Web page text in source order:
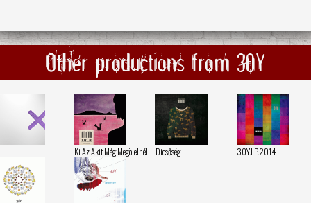
Other productions from 30Y
Ki Az Akit Még Megölelnél Dicsőség 30Y.LP.2014